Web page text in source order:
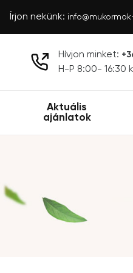
Írjon nekünk:
Hívjon minket:
H-P 8:00- 16:30
Aktuális
ajánlatok